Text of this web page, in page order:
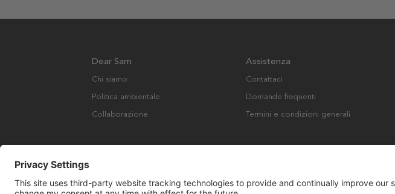
Dear Sam
Chi siamo
Politica ambientale
Collaborazione
Assistenza
Contattaci
Domande frequenti
Termini e condizioni generali